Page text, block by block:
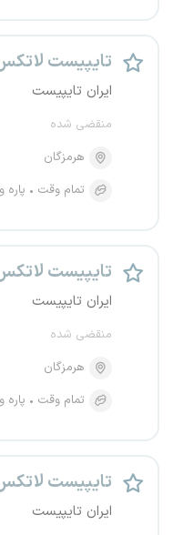
تایپیست
ایران تایپیست
منقضی شده
هرمزگان
تمام وقت
تایپیست
ایران تایپیست
منقضی شده
هرمزگان
تمام وقت
تایپیست
ایران تایپیست